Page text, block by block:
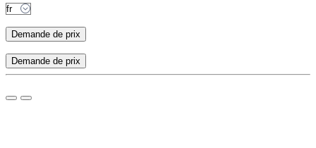
Demande de prix
Demande de prix